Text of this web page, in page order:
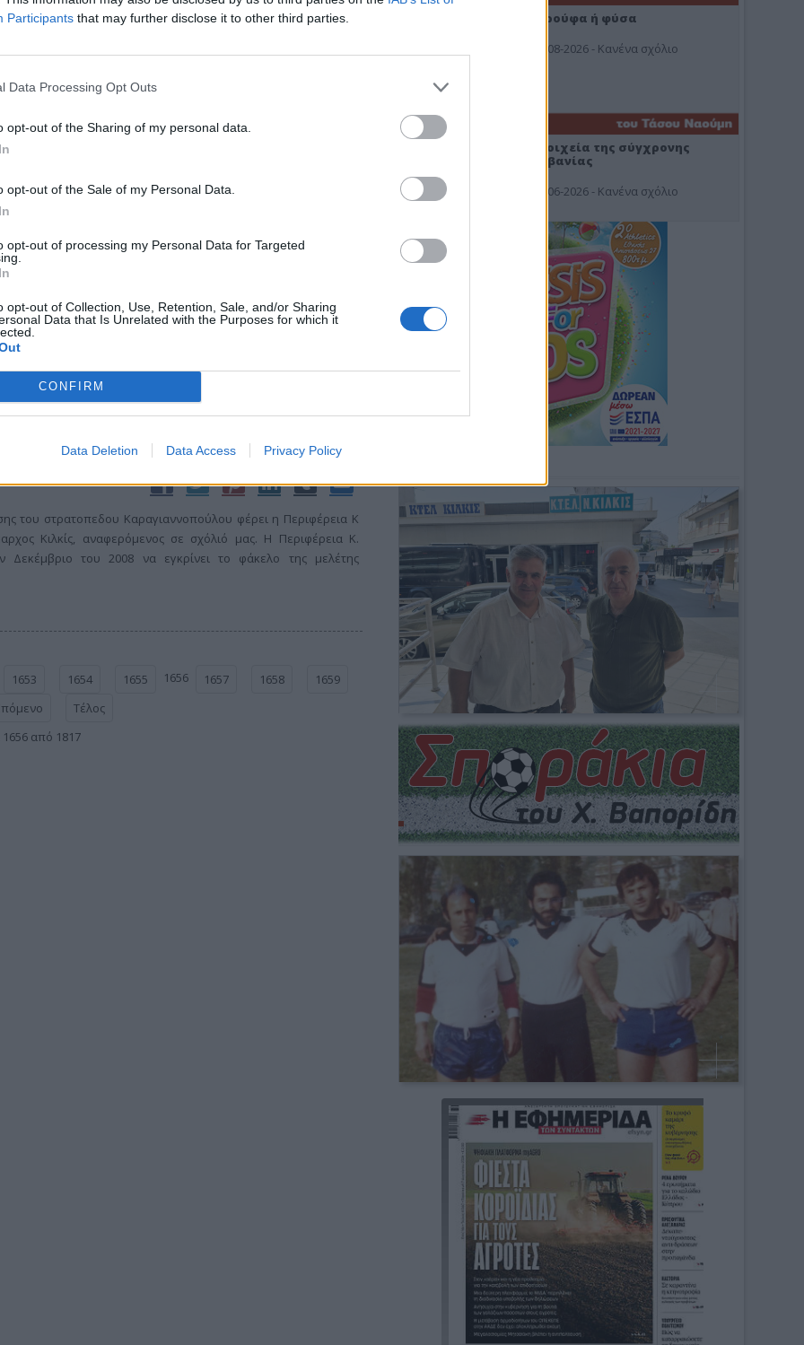
Participants that may further disclose it to other third parties.
Data Processing Opt Outs
opt-out of the Sharing of my personal data.
opt-out of the Sale of my Personal Data.
opt-out of processing my Personal Data for Targeted
opt-out of Collection, Use, Retention, Sale, and/or Sharing
Data that Is Unrelated with the Purposes for which it
CONFIRM
Data Deletion Data Access Privacy Policy
επισκέφθηκε προχθές τη Σιδηροδρομική Γέφυρα του
η οποία αποτελεί τμήμα της υπό κατασκευή νέας
η οποία κατασκευάζεται από την ΕΡΓΟΣΕ Α.Ε. Έχει μήκος
Αξιό στο σημείο της βαθιάς κοίτης του.
στο Ε.Κ.Κ.
το Εργατικό Κέντρο Κιλκίς, τις εκδηλώσεις εορτασμού της
Δημόσιο Τομέα, να συμμετάσχουν στη συγκέντρωση, που θα
χώρο του Εργατικού Κέντρου Κιλκίς.
του στρατοπεδου Καραγιαννοπούλου φέρει η Περιφέρεια Κ
Κιλκίς, αναφερόμενος σε σχόλιό μας. Η Περιφέρεια Κ.
του 2008 να εγκρίνει το φάκελο της μελέτης
1653 1654 1655 1656 1657 1658
1659
Τέλος
1656 από 1817
Ή ρούφα ή φύσα
03-08-2026 - Κανένα σχόλιο
Στοιχεία της σύγχρονης
Αλβανίας
19-06-2026 - Κανένα σχόλιο